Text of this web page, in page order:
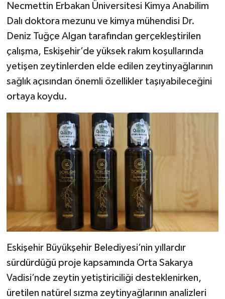
Necmettin Erbakan Üniversitesi Kimya Anabilim
Dalı doktora mezunu ve kimya mühendisi Dr.
Deniz Tuğçe Algan tarafından gerçekleştirilen
çalışma, Eskişehir’de yüksek rakım koşullarında
yetişen zeytinlerden elde edilen zeytinyağlarının
sağlık açısından önemli özellikler taşıyabileceğini
ortaya koydu.
Eskişehir Büyükşehir Belediyesi’nin yıllardır
sürdürdüğü proje kapsamında Orta Sakarya
Vadisi’nde zeytin yetiştiriciliği desteklenirken,
üretilen natürel sızma zeytinyağlarının analizleri